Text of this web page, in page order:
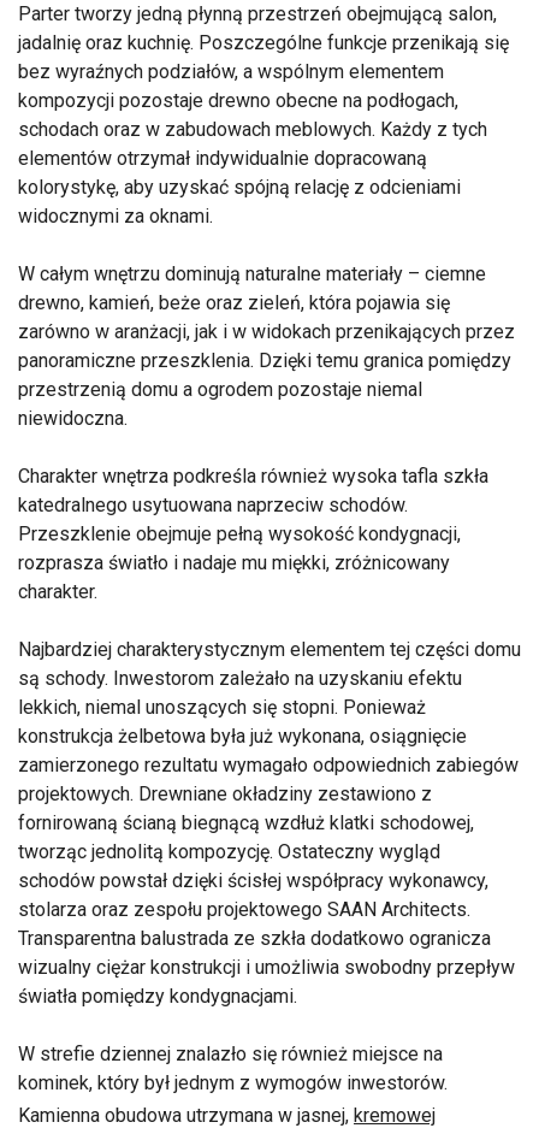
Parter tworzy jedną płynną przestrzeń obejmującą salon,
jadalnię oraz kuchnię. Poszczególne funkcje przenikają się
bez wyraźnych podziałów, a wspólnym elementem
kompozycji pozostaje drewno obecne na podłogach,
schodach oraz w zabudowach meblowych. Każdy z tych
elementów otrzymał indywidualnie dopracowaną
kolorystykę, aby uzyskać spójną relację z odcieniami
widocznymi za oknami.
W całym wnętrzu dominują naturalne materiały – ciemne
drewno, kamień, beże oraz zieleń, która pojawia się
zarówno w aranżacji, jak i w widokach przenikających przez
panoramiczne przeszklenia. Dzięki temu granica pomiędzy
przestrzenią domu a ogrodem pozostaje niemal
niewidoczna.
Charakter wnętrza podkreśla również wysoka tafla szkła
katedralnego usytuowana naprzeciw schodów.
Przeszklenie obejmuje pełną wysokość kondygnacji,
rozprasza światło i nadaje mu miękki, zróżnicowany
charakter.
Najbardziej charakterystycznym elementem tej części domu
są schody. Inwestorom zależało na uzyskaniu efektu
lekkich, niemal unoszących się stopni. Ponieważ
konstrukcja żelbetowa była już wykonana, osiągnięcie
zamierzonego rezultatu wymagało odpowiednich zabiegów
projektowych. Drewniane okładziny zestawiono z
fornirowaną ścianą biegnącą wzdłuż klatki schodowej,
tworząc jednolitą kompozycję. Ostateczny wygląd
schodów powstał dzięki ścisłej współpracy wykonawcy,
stolarza oraz zespołu projektowego SAAN Architects.
Transparentna balustrada ze szkła dodatkowo ogranicza
wizualny ciężar konstrukcji i umożliwia swobodny przepływ
światła pomiędzy kondygnacjami.
W strefie dziennej znalazło się również miejsce na
kominek, który był jednym z wymogów inwestorów.
Kamienna obudowa utrzymana w jasnej, kremowej